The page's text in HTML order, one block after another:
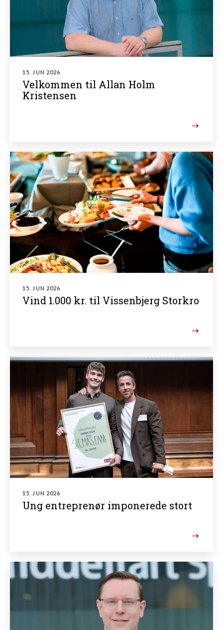
15. JUN 2026
Velkommen til Allan Holm
Kristensen
15. JUN 2026
Vind 1.000 kr. til Vissenbjerg Storkro
15. JUN 2026
Ung entreprenør imponerede stort